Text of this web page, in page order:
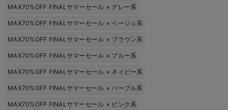
MAX70%OFF FINALサマーセール × グレー系
MAX70%OFF FINALサマーセール ×ベージュ系
MAX70%OFF FINALサマーセール × ブラウン系
MAX70%OFF FINALサマーセール × ブルー系
MAX70%OFF FINALサマーセール × ネイビー系
MAX70%OFF FINALサマーセール × パープル系
MAX70%OFF FINALサマーセール × ピンク系